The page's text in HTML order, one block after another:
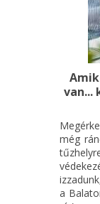
van...
még
a